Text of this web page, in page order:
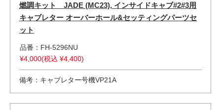
燃調キット JADE (MC23), インサイドキャブ#2#3用
キャブレター オーバーホール&セッティングパーツセ
ット
品番：FH-5296NU
¥4,000(税込 ¥4,400)
備考：キャブレター号機VP21A